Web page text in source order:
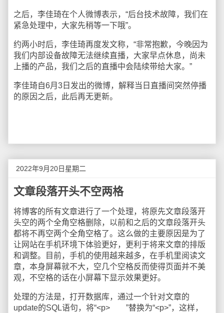
之后，李佳琦在个人微博表示，“后台技术故障，我们在
紧急处理中，大家先稍等一下哦”。
约两小时后，李佳琦再度发文称，“非常抱歉，今晚因为
我们内部设备故障无法继续直播，大家早点休息，尚未
上播的产品，我们之后的直播中会陆续带给大家。”
李佳琦自6月3日发出的微博，解释当日直播间突然停播
的原因之后，此后再无更新。
2022年9月20日星期二
文章段落开头不空两格
将博客的所有文章进行了一个处理，将原先文章段落开
头空的两个全角空格删除，以前和之后的文章段落开头
都将不再空两个全角空格了。这么做的主要原因是为了
让网站在手机环境下体验更好，更利于将来文章的排版
和调整。目前，手机的使用越来越多，在手机里阅读文
章，本身屏幕就不大，空几个空格反而使得页面并不美
观，不空格的话在小屏幕下显示效果更好。
处理的方法是，打开数据库，通过一个针对文章的
update的SQL语句，将“<p> ”替换为“<p>”，这样，